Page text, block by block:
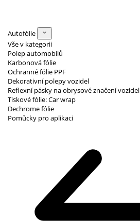
Autofólie
Vše v kategorii
Polep automobilů
Karbonová fólie
Ochranné fólie PPF
Dekorativní polepy vozidel
Reflexní pásky na obrysové značení vozidel
Tiskové fólie: Car wrap
Dechrome fólie
Pomůcky pro aplikaci